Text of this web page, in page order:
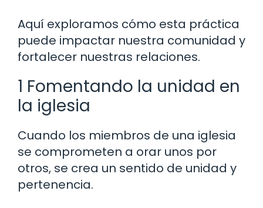
Aquí exploramos cómo esta práctica
puede impactar nuestra comunidad y
fortalecer nuestras relaciones.
1 Fomentando la unidad en
la iglesia
Cuando los miembros de una iglesia
se comprometen a orar unos por
otros, se crea un sentido de unidad y
pertenencia.